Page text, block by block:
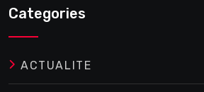
Categories
ACTUALITE